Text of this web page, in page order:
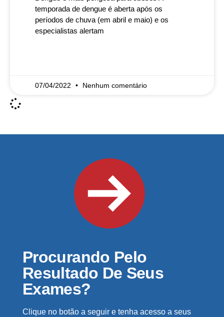
temporada de dengue é aberta após os
períodos de chuva (em abril e maio) e os
especialistas alertam
07/04/2022 Nenhum comentário
Procurando Pelo
Resultado De Seus
Exames?
Clique no botão a seguir e tenha acesso a seus